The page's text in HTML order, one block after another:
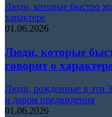
Люди, которые быстро
характере
01.06.2026
Люди, которые
говорит о
Люди, рожденные в эти
и даром предвидения
01.06.2026